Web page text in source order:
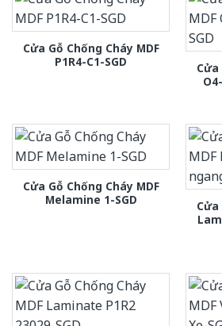
Cửa Gỗ Chống Cháy MDF
P1R4-C1-SGD
Cửa
Cửa Gỗ Chống Cháy MDF
Melamine 1-SGD
Cửa